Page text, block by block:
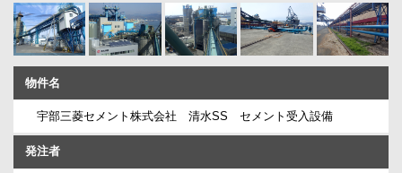
物件名
宇部三菱セメント株式会社 清水SS セメント受入設備
発注者